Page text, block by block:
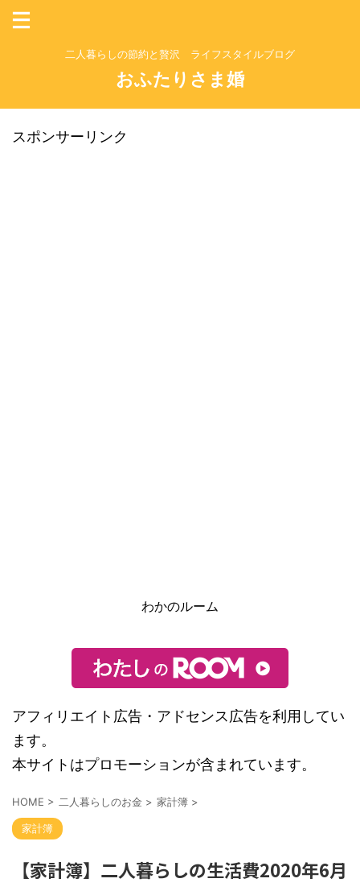
二人暮らしの節約と贅沢 ライフスタイルブログ
おふたりさま婚
スポンサーリンク
わかのルーム
アフィリエイト広告・アドセンス広告を利用してい
ます。
本サイトはプロモーションが含まれています。
HOME > 二人暮らしのお金 > 家計簿 >
家計簿
【家計簿】二人暮らしの生活費2020年6月